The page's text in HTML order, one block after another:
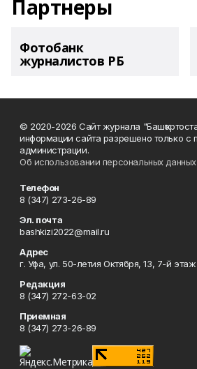
Партнеры
Фотобанк
журналистов РБ
© 2020-2026 Сайт журнала
информации сайта разрешено только с
администрации.
Об использовании персональных данных
Телефон
8 (347) 273-26-89
Эл. почта
bashkizi2022@mail.ru
Адрес
г. Уфа, ул. 50-летия Октября, 13, 7-й этаж
Редакция
8 (347) 272-63-02
Приемная
8 (347) 273-26-89